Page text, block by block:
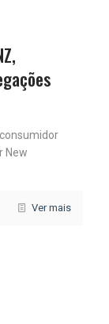
New
Ver mais